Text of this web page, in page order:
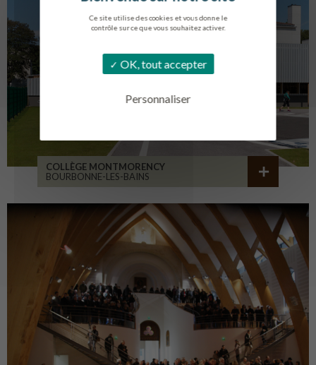
Ce site utilise des cookies et vous donne le
contrôle sur ce que vous souhaitez activer.
OK, tout accepter
Personnaliser
COLLÈGE MONTMORENCY
BOURBONNE-LES-BAINS